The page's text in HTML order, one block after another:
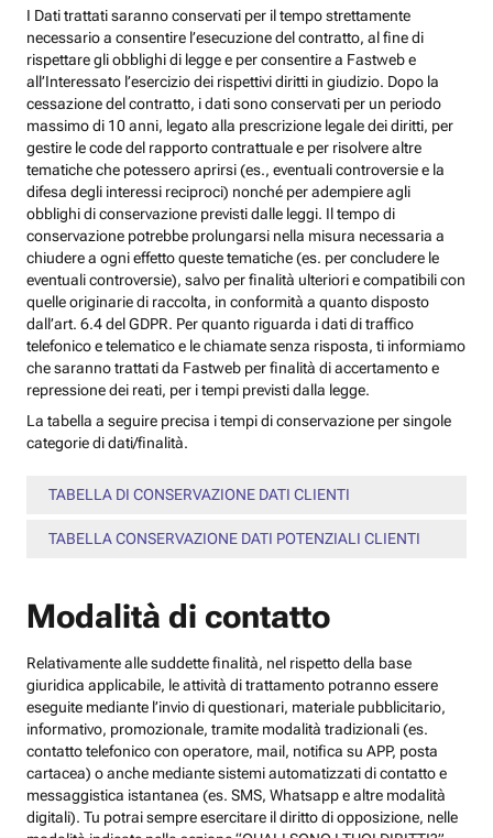
I Dati trattati saranno conservati per il tempo strettamente
necessario a consentire l’esecuzione del contratto, al fine di
rispettare gli obblighi di legge e per consentire a Fastweb e
all’Interessato l’esercizio dei rispettivi diritti in giudizio. Dopo la
cessazione del contratto, i dati sono conservati per un periodo
massimo di 10 anni, legato alla prescrizione legale dei diritti, per
gestire le code del rapporto contrattuale e per risolvere altre
tematiche che potessero aprirsi (es., eventuali controversie e la
difesa degli interessi reciproci) nonché per adempiere agli
obblighi di conservazione previsti dalle leggi. Il tempo di
conservazione potrebbe prolungarsi nella misura necessaria a
chiudere a ogni effetto queste tematiche (es. per concludere le
eventuali controversie), salvo per finalità ulteriori e compatibili con
quelle originarie di raccolta, in conformità a quanto disposto
dall’art. 6.4 del GDPR. Per quanto riguarda i dati di traffico
telefonico e telematico e le chiamate senza risposta, ti informiamo
che saranno trattati da Fastweb per finalità di accertamento e
repressione dei reati, per i tempi previsti dalla legge.
La tabella a seguire precisa i tempi di conservazione per singole
categorie di dati/finalità.
TABELLA DI CONSERVAZIONE DATI CLIENTI
TABELLA CONSERVAZIONE DATI POTENZIALI CLIENTI
Modalità di contatto
Relativamente alle suddette finalità, nel rispetto della base
giuridica applicabile, le attività di trattamento potranno essere
eseguite mediante l’invio di questionari, materiale pubblicitario,
informativo, promozionale, tramite modalità tradizionali (es.
contatto telefonico con operatore, mail, notifica su APP, posta
cartacea) o anche mediante sistemi automatizzati di contatto e
messaggistica istantanea (es. SMS, Whatsapp e altre modalità
digitali). Tu potrai sempre esercitare il diritto di opposizione, nelle